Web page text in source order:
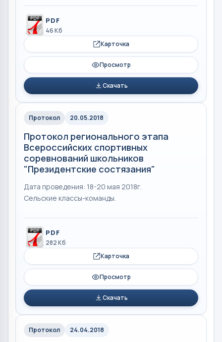
PDF
46 Кб
Карточка
Просмотр
Скачать
Протокол 20.05.2018
Протокол регионального этапа
Всероссийских спортивных
соревнований школьников
"Президентские состязания"
Дата проведения: 18-20 мая 2018г.
Сельские классы-команды.
PDF
282 Кб
Карточка
Просмотр
Скачать
Протокол 24.04.2018